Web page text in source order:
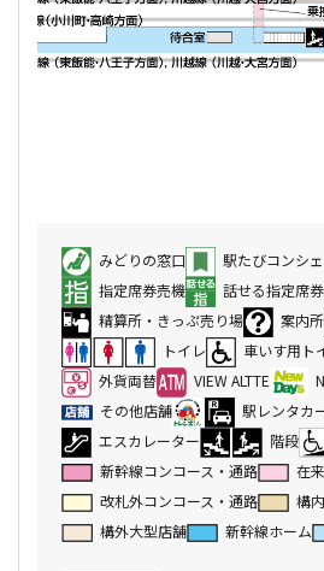
みどりの窓口
駅たびコンシ
指定席券売機
話せる指定席
精算所・きっぷ売り場
案内所
トイレ
車いす用ト
外貨両替
VIEW ALTTE
その他店舗
駅レンタカ
エスカレーター
階段
新幹線コンコース・通路
在
改札外コンコース・通路
構
構外大型店舗
新幹線ホーム